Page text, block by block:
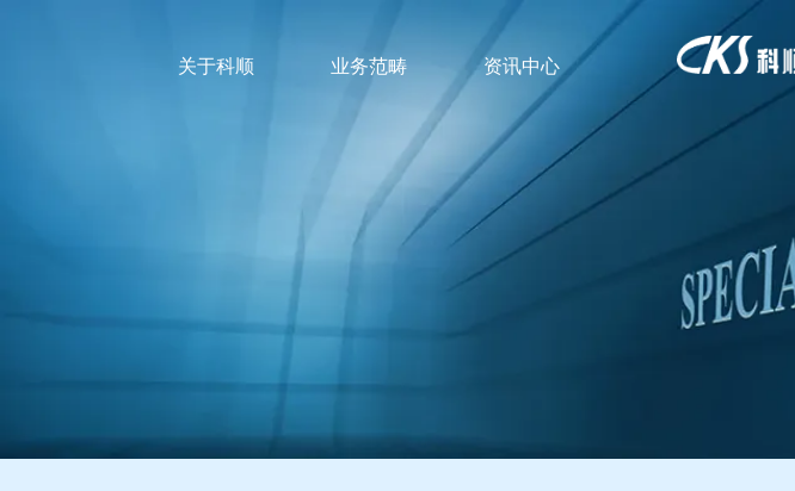
关于科顺 业务范畴 资讯中心